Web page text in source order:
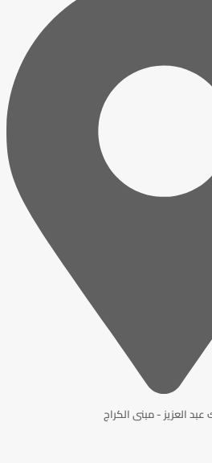
العزيز - مبنى الكراج